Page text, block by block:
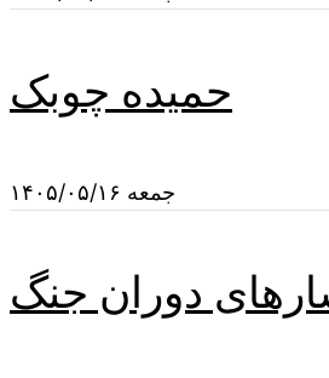
حمیده چوبک
جمعه ۱۴۰۵/۰۵/۱۶
دوران جنگ